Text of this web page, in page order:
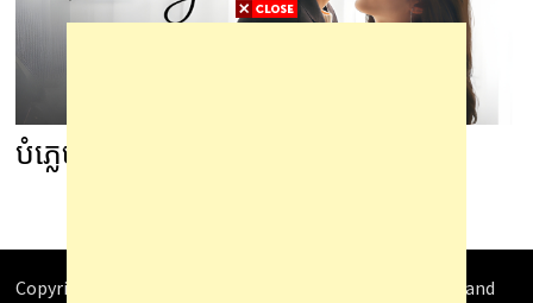
បំភ្លេចឬចងចាំ ភាគទី 24 ចប់
Copyright © 2026 and